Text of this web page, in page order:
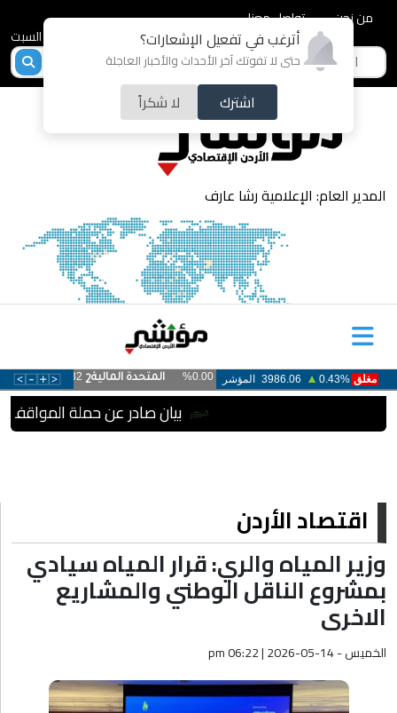
أترغب في تفعيل الإشعارات؟
حتى لا تفوتك آخر الأحداث والأخبار العاجلة
اشترك لا شكراً
من نحن
تواصل معنا
المدير العام: الإعلامية رشا عارف
بيان صادر عن حملة المواقف حق
اقتصاد الأردن
وزير المياه والري: قرار المياه سيادي
بمشروع الناقل الوطني والمشاريع
الاخرى
الخميس - pm 06:22 | 2026-05-14